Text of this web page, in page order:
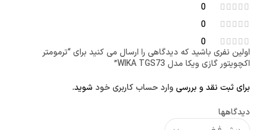
0
0
0
دیدگاهها
اولین نفری باشید که دیدگاهی را ارسال می کنید برای “ترمومتر
اکچویتور گازی ویکا مدل WIKA TGS73”
برای ثبت نقد و بررسیوارد حساب کاربری خود شوید.